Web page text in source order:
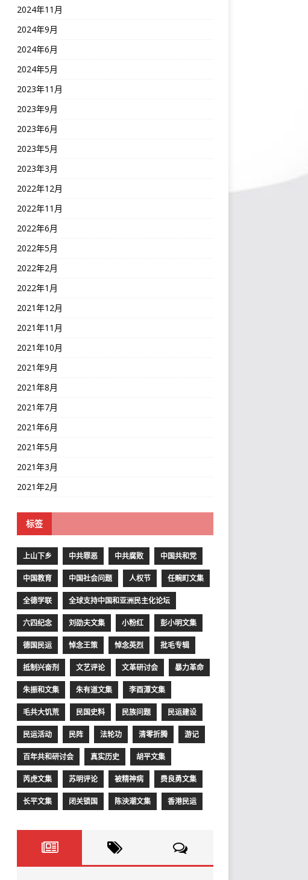
2024年11月
2024年9月
2024年6月
2024年5月
2023年11月
2023年9月
2023年6月
2023年5月
2023年3月
2022年12月
2022年11月
2022年6月
2022年5月
2022年2月
2022年1月
2021年12月
2021年11月
2021年10月
2021年9月
2021年8月
2021年7月
2021年6月
2021年5月
2021年3月
2021年2月
标签
上山下乡 中共罪恶 中共腐败 中国共和党
中国教育 中国社会问题 人权节 任畹町文集
全德学联 全球支持中国和亚洲民主化论坛
六四纪念 刘劭夫文集 小粉红 彭小明文集
德国民运 悼念王策 悼念英烈 批毛专辑
抵制兴奋剂 文艺评论 文革研讨会 暴力革命
朱振和文集 朱有道文集 李酉潭文集
毛共大饥荒 民国史料 民族问题 民运建设
民运活动 民阵 法轮功 清零折腾 游记
百年共和研讨会 真实历史 胡平文集
芮虎文集 苏明评论 被精神病 费良勇文集
长平文集 闭关锁国 陈泱潮文集 香港民运